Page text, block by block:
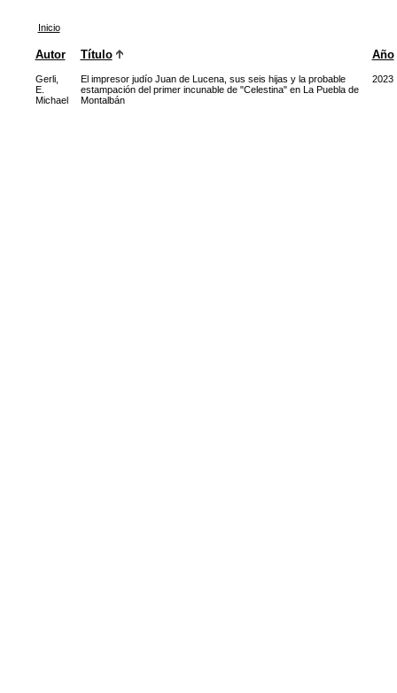
Inicio
Autor Título Año
Gerli,
E.
Michael
El impresor judío Juan de Lucena, sus seis hijas y la probable
estampación del primer incunable de "Celestina" en La Puebla de
Montalbán
2023